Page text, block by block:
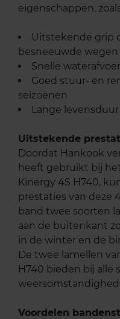
eigenschappen,
Uitstekende grip
besneeuwde wegen
Snelle waterafvoer
Goed stuur- en
seizoenen
Lange levensduur
Uitstekende
Doordat Hankook
heeft gebruikt bij
Kinergy 4S H740,
prestaties van deze
band twee soorten
aan de buitenkant
in de winter en de
De twee lamellen
H740 bieden bij alle
Voordelen